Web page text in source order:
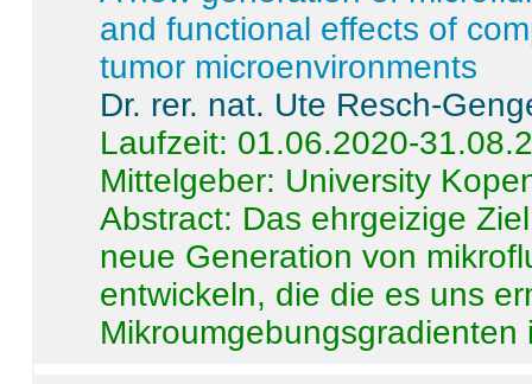
and functional effects of
tumor microenvironments
Dr. rer. nat. Ute Resch-
Laufzeit: 01.06.2020-
Mittelgeber: University
Abstract: Das ehrgeizige
neue Generation von
entwickeln, die die es uns
Mikroumgebungsgradienten